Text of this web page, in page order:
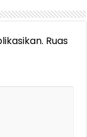
Ruas